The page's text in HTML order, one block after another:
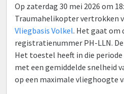
Op zaterdag 30 mei 2026 om
Traumahelikopter vertrokken
Vliegbasis Volkel. Het gaat om
registratienummer PH-LLN.
Het toestel heeft in die
met een gemiddelde snelheid
op een maximale vlieghoogte